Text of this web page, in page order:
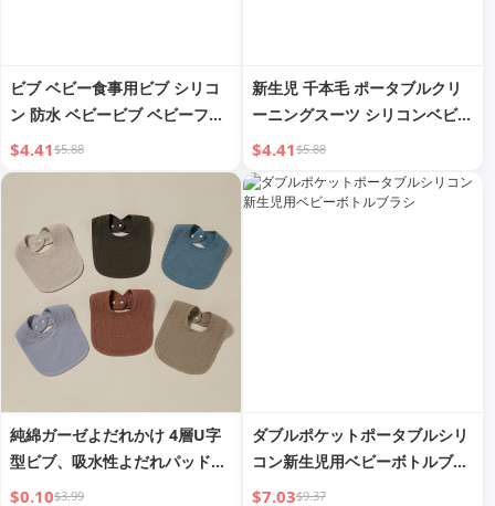
ビブ ベビー食事用ビブ シリコ
ン 防水 ベビービブ ベビーフー
ドよだれかけ 汚れ防止 ソフト
ポケット
$4.41$5.88
新生児 千本毛 ポータブルクリ
ーニングスーツ シリコンベビー
ボトルブラシ
$4.41$5.88
純綿ガーゼよだれかけ 4層U字
型ビブ、吸水性よだれパッド、
小さなビブ
$0.10$3.99
ダブルポケットポータブルシリ
コン新生児用ベビーボトルブラ
シ
$7.03$9.37